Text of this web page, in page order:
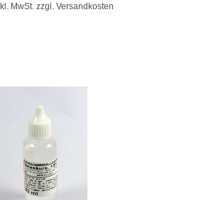
MwSt. zzgl. Versandkosten